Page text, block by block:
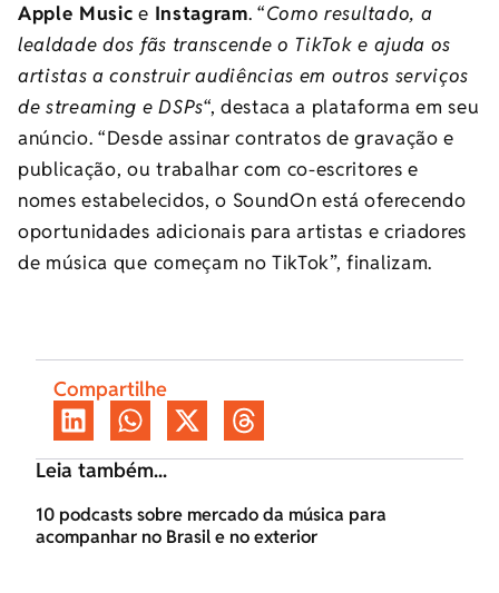
Apple Music e Instagram. “Como resultado, a
lealdade dos fãs transcende o TikTok e ajuda os
artistas a construir audiências em outros serviços
de streaming e DSPs“, destaca a plataforma em seu
anúncio. “Desde assinar contratos de gravação e
publicação, ou trabalhar com co-escritores e
nomes estabelecidos, o SoundOn está oferecendo
oportunidades adicionais para artistas e criadores
de música que começam no TikTok”, finalizam.
Compartilhe
Leia também...
10 podcasts sobre mercado da música para
acompanhar no Brasil e no exterior